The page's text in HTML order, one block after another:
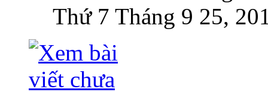
Thứ 7 Tháng 9 25,